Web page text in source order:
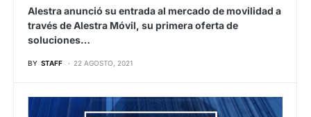
Alestra anunció su entrada al mercado de movilidad a
través de Alestra Móvil, su primera oferta de
soluciones…
BY STAFF 22 AGOSTO, 2021